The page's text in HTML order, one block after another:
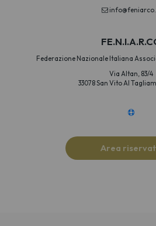
Federazione Nazionale Italiana
Via Altan, 83/4
33078 San Vito Al
Area